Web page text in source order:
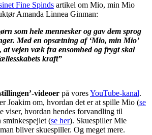
Fine Spinds artikel om Mio, min Mio
Amanda Linnea Ginman:
som hele mennesker og gav dem sprog
Med en opsætning af ‘Mio, min Mio’
at vejen væk fra ensomhed og frygt skal
kraft”
videoer på voresYouTube-kanal.
Joakim om, hvordan det er at spille Mio (se
viser, hvordan hendes forvandling til
(se her). Skuespiller Mie
bliver skuespiller. Og meget mere.